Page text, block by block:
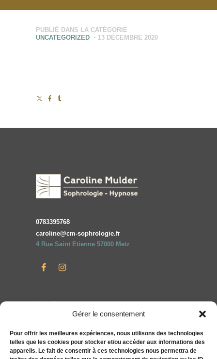
Gérer le consentement
Pour offrir les meilleures expériences, nous utilisons des technologies
telles que les cookies pour stocker et/ou accéder aux informations des
appareils. Le fait de consentir à ces technologies nous permettra de
PUBLIÉ DANS LA CATÉGORIE
UNCATEGORIZED
13 DÉCEMBRE 2020
0783395768
caroline@cm-sophrologie.fr
4 Rue Saint Etienne 57000 Metz
Accueil
Entreprises
Compléments alimentaires bien-être S&You
Actualités